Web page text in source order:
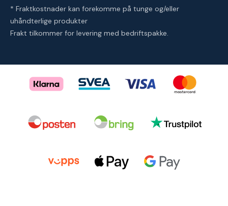
* Fraktkostnader kan forekomme på tunge og/eller
uhåndterlige produkter
Frakt tilkommer for levering med bedriftspakke.